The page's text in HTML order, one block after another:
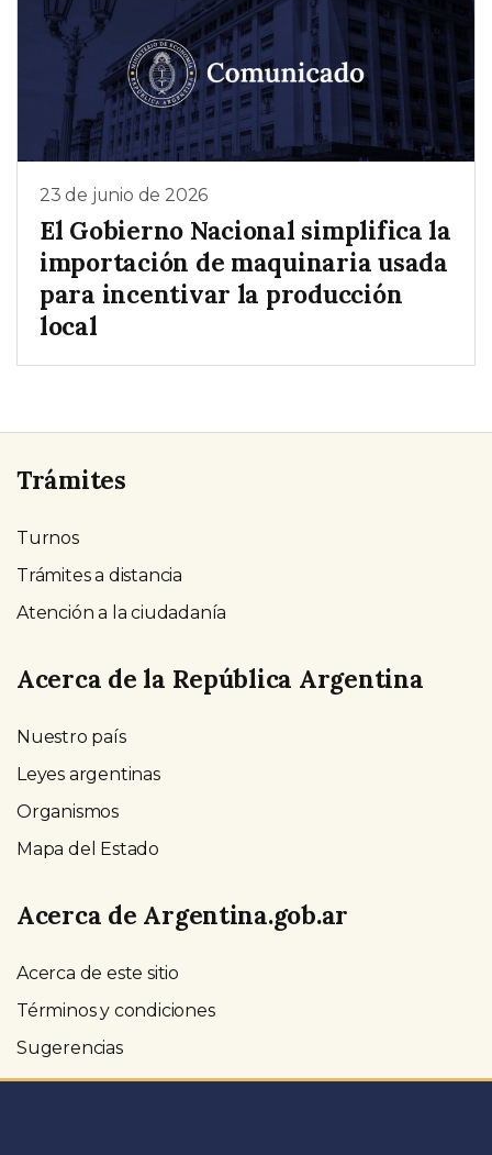
23 de junio de 2026
El Gobierno Nacional simplifica la
importación de maquinaria usada
para incentivar la producción
local
Trámites
Turnos
Trámites a distancia
Atención a la ciudadanía
Acerca de la República Argentina
Nuestro país
Leyes argentinas
Organismos
Mapa del Estado
Acerca de Argentina.gob.ar
Acerca de este sitio
Términos y condiciones
Sugerencias